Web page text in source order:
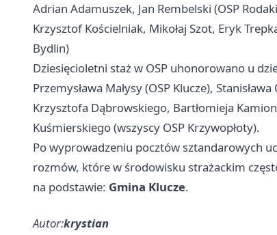
Adrian Adamuszek, Jan Rembelski (OSP
Krzysztof Kościelniak, Mikołaj Szot, Eryk
Bydlin)
Dziesięcioletni staż w OSP uhonorowano u
Przemysława Małysy (OSP Klucze),
Krzysztofa Dąbrowskiego, Bartłomieja
Kuśmierskiego (wszyscy OSP Krzywopłoty).
Po wyprowadzeniu pocztów sztandarowych
rozmów, które w środowisku strażackim
na podstawie: Gmina Klucze.
Autor:krystian